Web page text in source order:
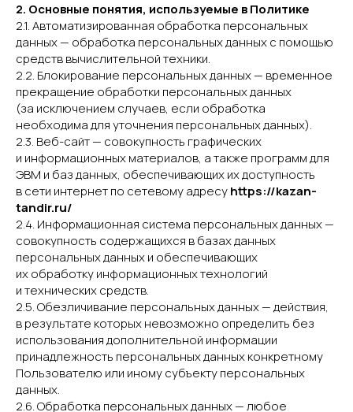
2. Основные понятия, используемые в Политике
2.1. Автоматизированная обработка персональных
данных — обработка персональных данных с помощью
средств вычислительной техники.
2.2. Блокирование персональных данных — временное
прекращение обработки персональных данных
(за исключением случаев, если обработка
необходима для уточнения персональных данных).
2.3. Веб-сайт — совокупность графических
и информационных материалов, а также программ для
ЭВМ и баз данных, обеспечивающих их доступность
в сети интернет по сетевому адресуhttps://kazan-
tandir.ru/
2.4. Информационная система персональных данных —
совокупность содержащихся в базах данных
персональных данных и обеспечивающих
их обработку информационных технологий
и технических средств.
2.5. Обезличивание персональных данных — действия,
в результате которых невозможно определить без
использования дополнительной информации
принадлежность персональных данных конкретному
Пользователю или иному субъекту персональных
данных.
2.6. Обработка персональных данных — любое